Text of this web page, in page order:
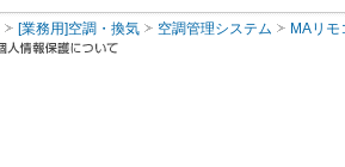
[業務用]空調・換気 空調管理システム MAリモ